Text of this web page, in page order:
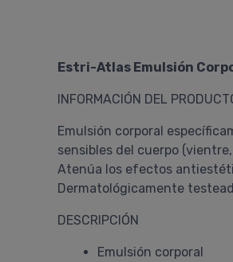
Estri-Atlas Emulsión
INFORMACIÓN DEL
Emulsión corporal
sensibles del cuerpo
Atenúa los efectos
Dermatológicamente
DESCRIPCIÓN
Emulsión corporal